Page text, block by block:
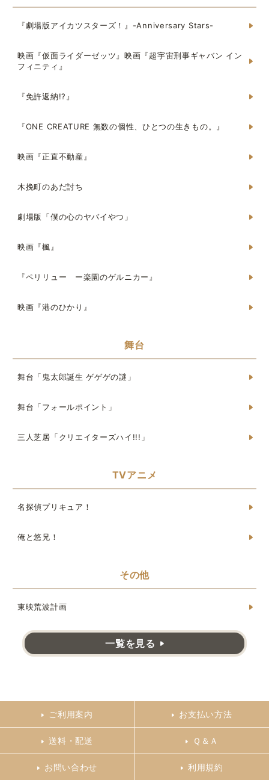
『劇場版アイカツスターズ！』-Anniversary Stars-
映画『仮面ライダーゼッツ』映画『超宇宙刑事ギャバン イン
フィニティ』
『免許返納!?』
『ONE CREATURE 無数の個性、ひとつの生きもの。』
映画『正直不動産』
木挽町のあだ討ち
劇場版「僕の心のヤバイやつ」
映画『楓』
『ペリリュー ー楽園のゲルニカー』
映画『港のひかり』
舞台
舞台「鬼太郎誕生 ゲゲゲの謎」
舞台「フォールポイント」
三人芝居「クリエイターズハイ!!!」
TVアニメ
名探偵プリキュア！
俺と悠兄！
その他
東映荒波計画
一覧を見る
ご利用案内 お支払い方法
送料・配送 Ｑ＆Ａ
お問い合わせ 利用規約